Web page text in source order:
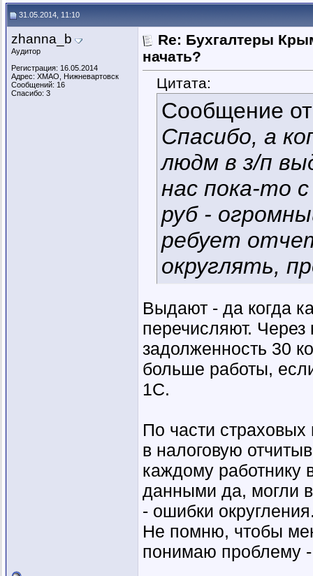
31.05.2014, 11:10
zhanna_b
Аудитор
Регистрация: 16.05.2014
Адрес: ХМАО, Нижневартовск
Сообщений: 16
Спасибо: 3
Re: Бухгалтеры
начать?
Цитата:
Сообщение
Спасибо, а
людм в з/п
нас пока-то
руб -
ребует
округлять,
Выдают - да когда
перечисляют. Через
задолженность 30
больше работы,
1С.
По части
в налоговую
каждому работнику
данными да, могли
- ошибки
Не помню, чтобы
понимаю проблему